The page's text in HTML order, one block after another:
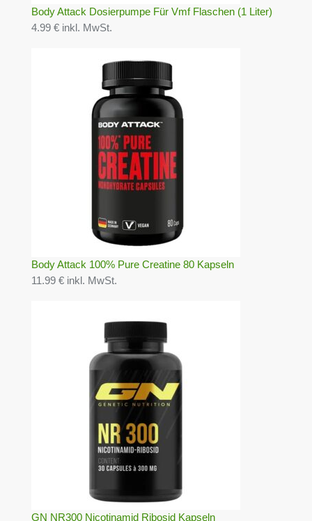
Body Attack Dosierpumpe Für Vmf Flaschen (1 Liter)
4.99 € inkl. MwSt.
Body Attack 100% Pure Creatine 80 Kapseln
11.99 € inkl. MwSt.
GN NR300 Nicotinamid Ribosid Kapseln